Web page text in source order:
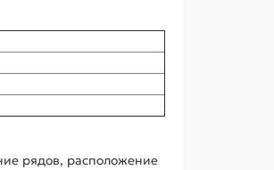
рядов, расположение